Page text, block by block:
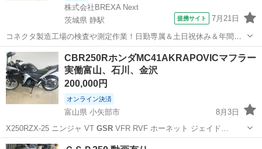
株式会社BREXA Next
茨城県 静駅
提携サイト 7月21日
コネクタ製造工場の検査や測定作業！日勤専属＆土日祝休み＆年間休
日128日★クリーンルーム内作業★マイカー通勤OK＆無料駐車場あり
★就業先食堂利用可！日払い制度あり！《茨城県常陸大宮市》 人気の
工場のお仕事 ◇コネクタ製造工...
茨城 常陸大宮市 その他
CBR250RホンダMC41AKRAPOVICマフラー
実働富山、石川、金沢
200,000円
オンライン決済
富山県 小矢部市
8月3日
X250RZX-25 ニンジャ VT GSRVFR RVF ホーネット ジェイド…
富山 小矢部市 YZF